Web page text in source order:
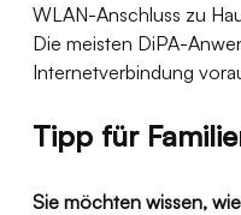
WLAN-Anschluss zu
Die meisten DiPA-
Internetverbindung
Tipp für
Sie möchten wissen,